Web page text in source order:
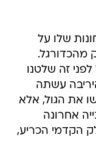
את רצף 8 הניצחונות שלו על
מהכדורגל.
זה שלטנו
עשתה
את הגול, אלא
אחרונה
הקדמי הכריע,